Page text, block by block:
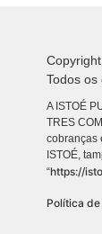
Todos os
A ISTOÉ
TRES
cobranças
ISTOÉ,
“https://
Política